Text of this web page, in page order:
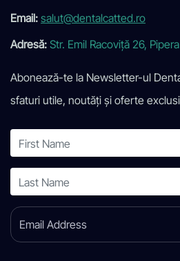
Email:salut@dentalcatted.ro
Adresă:Str. Emil Racoviță 26, Pipera
Abonează-te la Newsletter-ul
sfaturi utile, noutăți și oferte